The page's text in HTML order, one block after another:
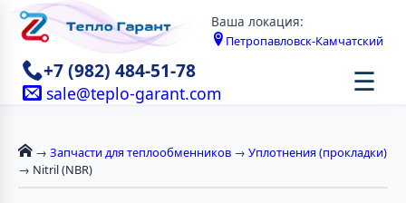
Ваша локация:
Петропавловск-Камчатский
+7 (982) 484-51-78
sale@teplo-garant.com ☰
→ Запчасти для теплообменников → Уплотнения (прокладки)
→ Nitril (NBR)